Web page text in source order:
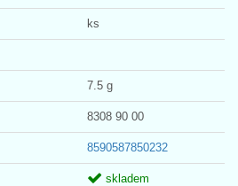
ks
7.5 g
8308 90 00
8590587850232
skladem